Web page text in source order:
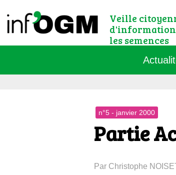
Veille
d'information
les semences
n°5 - janvier 2000
Partie
Par Christophe